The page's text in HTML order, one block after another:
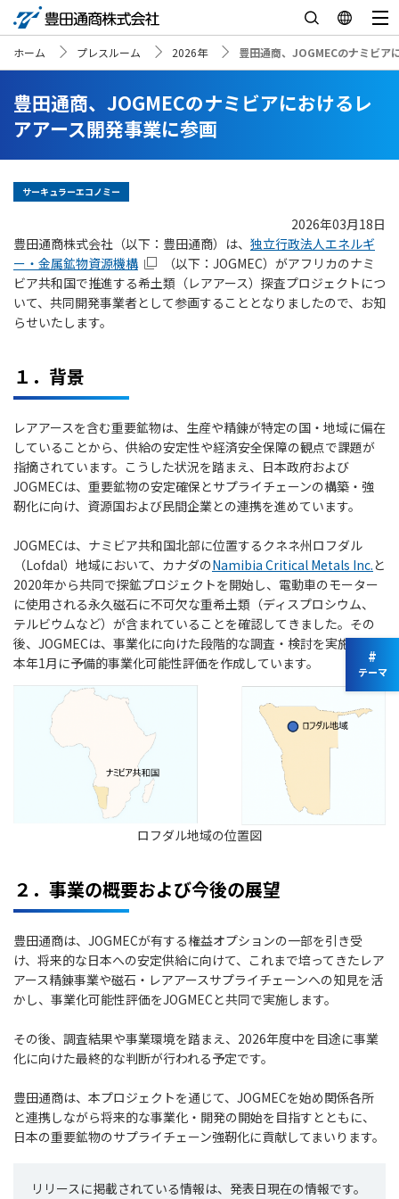
ホーム プレスルーム 2026年 豊田通商、JOGMECのナミビア
豊田通商、JOGMECのナミビアにおけるレ
アアース開発事業に参画
サーキュラーエコノミー
2026年03月18日
豊田通商株式会社（以下：豊田通商）は、 独立行政法人エネルギ
ー・金属鉱物資源機構
（以下：JOGMEC）がアフリカのナミ
ビア共和国で推進する希土類（レアアース）探査プロジェクトにつ
いて、共同開発事業者として参画することとなりましたので、お知
らせいたします。
１．背景
レアアースを含む重要鉱物は、生産や精錬が特定の国・地域に偏在
していることから、供給の安定性や経済安全保障の観点で課題が
指摘されています。こうした状況を踏まえ、日本政府および
JOGMECは、重要鉱物の安定確保とサプライチェーンの構築・強
靭化に向け、資源国および民間企業との連携を進めています。
JOGMECは、ナミビア共和国北部に位置するクネネ州ロフダル
（Lofdal）地域において、カナダのNamibia Critical Metals Inc.と
2020年から共同で探鉱プロジェクトを開始し、電動車のモーター
に使用される永久磁石に不可欠な重希土類（ディスプロシウム、
テルビウムなど）が含まれていることを確認してきました。その
後、JOGMECは、事業化に向けた段階的な調査・検討を実施し、
本年1月に予備的事業化可能性評価を作成しています。
ロフダル地域の位置図
２．事業の概要および今後の展望
豊田通商は、JOGMECが有する権益オプションの一部を引き受
け、将来的な日本への安定供給に向けて、これまで培ってきたレア
アース精錬事業や磁石・レアアースサプライチェーンへの知見を活
かし、事業化可能性評価をJOGMECと共同で実施します。
その後、調査結果や事業環境を踏まえ、2026年度中を目途に事業
化に向けた最終的な判断が行われる予定です。
豊田通商は、本プロジェクトを通じて、JOGMECを始め関係各所
と連携しながら将来的な事業化・開発の開始を目指すとともに、
日本の重要鉱物のサプライチェーン強靭化に貢献してまいります。
リリースに掲載されている情報は、発表日現在の情報です。
#
テーマ